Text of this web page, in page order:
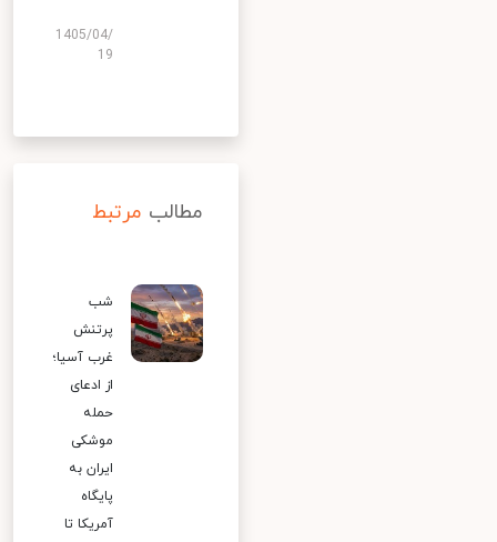
1405/04/
19
مطالب مرتبط
شب
پرتنش
غرب آسیا؛
از ادعای
حمله
موشکی
ایران به
پایگاه
آمریکا تا